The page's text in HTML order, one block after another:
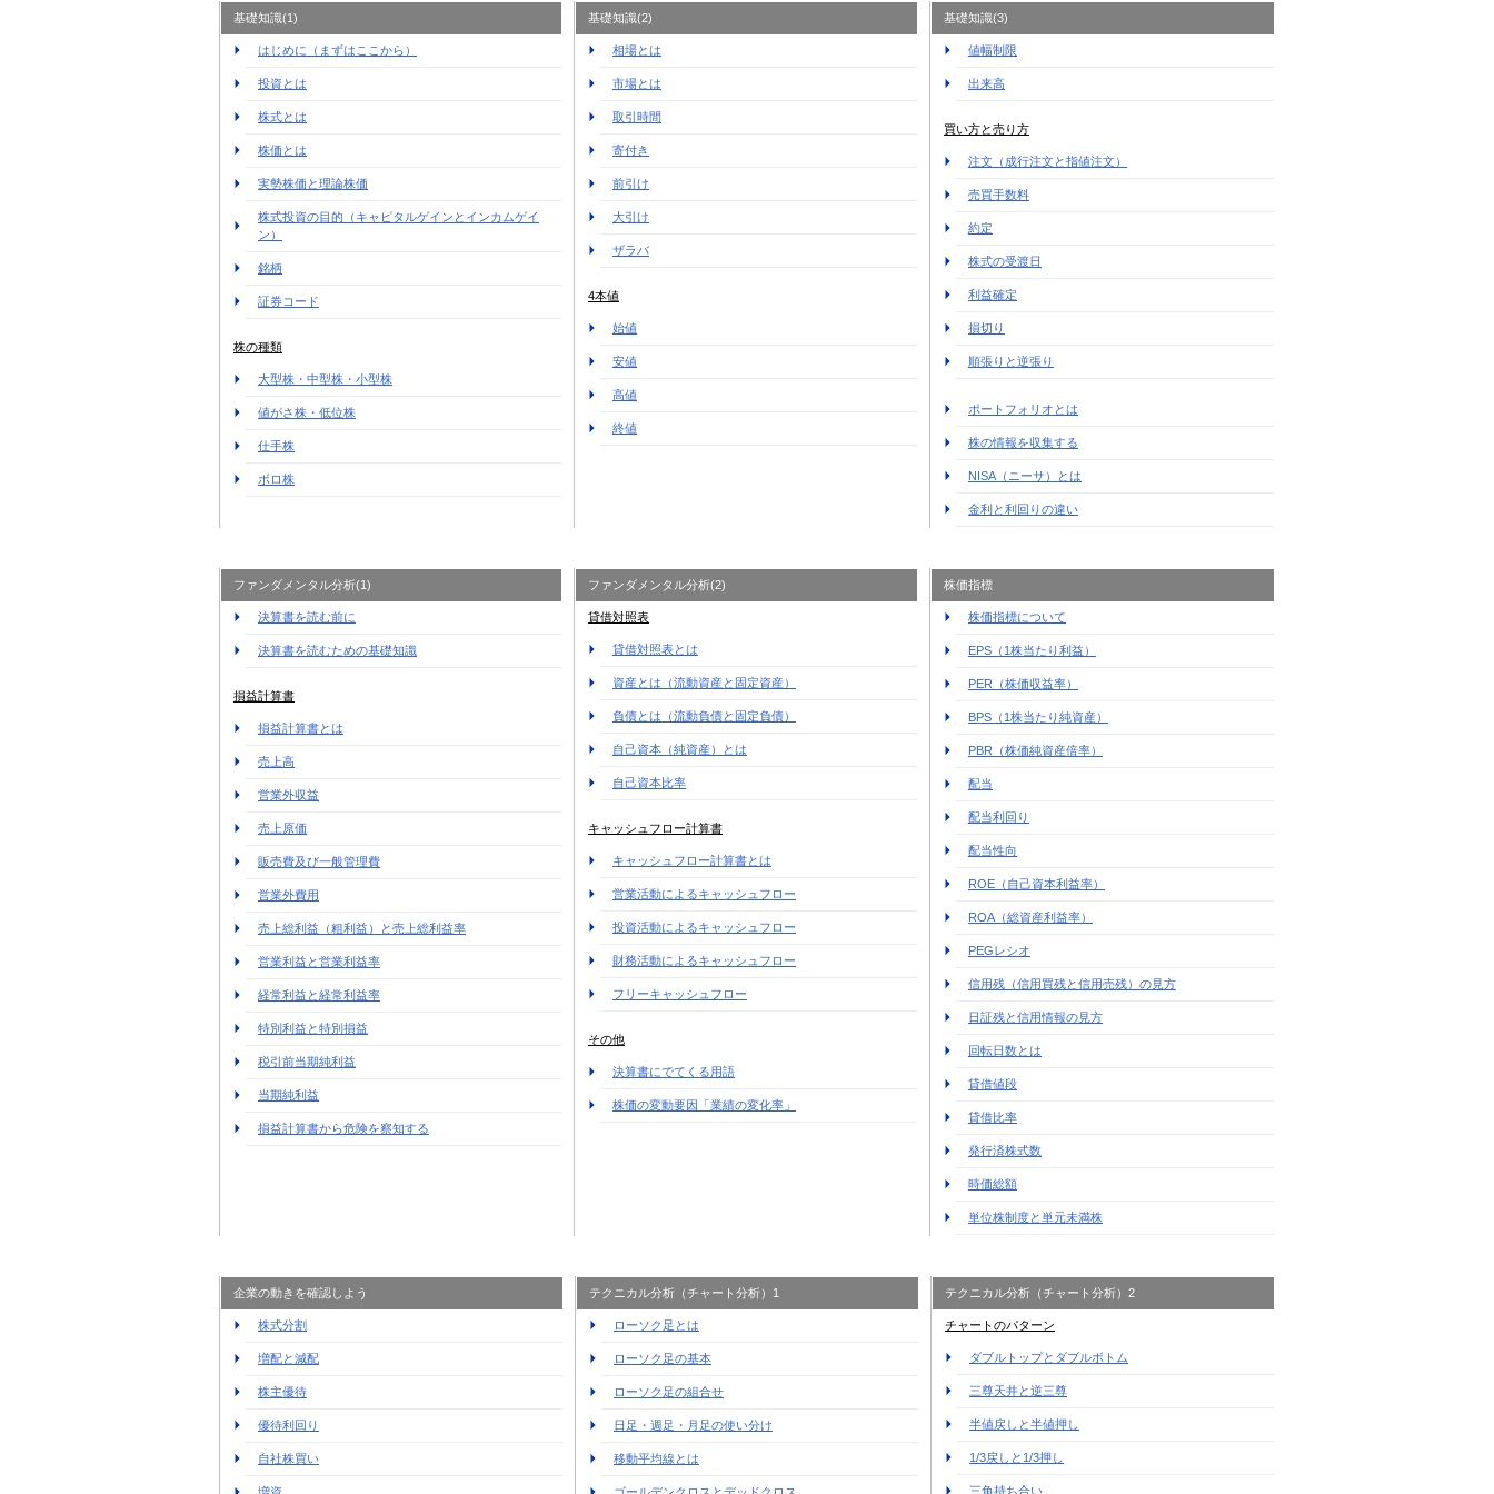
基礎知識(1)
はじめに（まずはここから）
投資とは
株式とは
株価とは
実勢株価と理論株価
株式投資の目的（キャピタルゲインとインカムゲイ
ン）
銘柄
証券コード
株の種類
大型株・中型株・小型株
値がさ株・低位株
仕手株
ボロ株
基礎知識(2)
相場とは
市場とは
取引時間
寄付き
前引け
大引け
ザラバ
4本値
始値
安値
高値
終値
基礎知識(3)
値幅制限
出来高
買い方と売り方
注文（成行注文と指値注文）
売買手数料
約定
株式の受渡日
利益確定
損切り
順張りと逆張り
ポートフォリオとは
株の情報を収集する
NISA（ニーサ）とは
金利と利回りの違い
ファンダメンタル分析(1)
決算書を読む前に
決算書を読むための基礎知識
損益計算書
損益計算書とは
売上高
営業外収益
売上原価
販売費及び一般管理費
営業外費用
売上総利益（粗利益）と売上総利益率
営業利益と営業利益率
経常利益と経常利益率
特別利益と特別損益
税引前当期純利益
当期純利益
損益計算書から危険を察知する
ファンダメンタル分析(2)
貸借対照表
貸借対照表とは
資産とは（流動資産と固定資産）
負債とは（流動負債と固定負債）
自己資本（純資産）とは
自己資本比率
キャッシュフロー計算書
キャッシュフロー計算書とは
営業活動によるキャッシュフロー
投資活動によるキャッシュフロー
財務活動によるキャッシュフロー
フリーキャッシュフロー
その他
決算書にでてくる用語
株価の変動要因「業績の変化率」
株価指標
株価指標について
EPS（1株当たり利益）
PER（株価収益率）
BPS（1株当たり純資産）
PBR（株価純資産倍率）
配当
配当利回り
配当性向
ROE（自己資本利益率）
ROA（総資産利益率）
PEGレシオ
信用残（信用買残と信用売残）の見方
日証残と信用情報の見方
回転日数とは
貸借値段
貸借比率
発行済株式数
時価総額
単位株制度と単元未満株
企業の動きを確認しよう
株式分割
増配と減配
株主優待
優待利回り
自社株買い
テクニカル分析（チャート分析）1
ローソク足とは
ローソク足の基本
ローソク足の組合せ
日足・週足・月足の使い分け
移動平均線とは
テクニカル分析（チャート分析）2
チャートのパターン
ダブルトップとダブルボトム
三尊天井と逆三尊
半値戻しと半値押し
1/3戻しと1/3押し
三角持ち合い